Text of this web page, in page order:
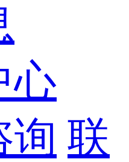
心
询 联